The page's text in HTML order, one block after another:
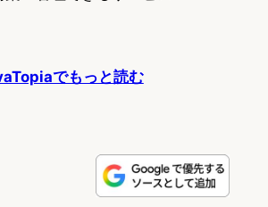
でもっと読む